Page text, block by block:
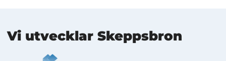
Mer information
Vi utvecklar Skeppsbron